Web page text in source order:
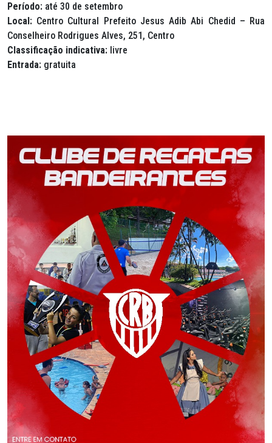
Período: até 30 de setembro
Local: Centro Cultural Prefeito Jesus Adib Abi Chedid – Rua
Conselheiro Rodrigues Alves, 251, Centro
Classificação indicativa: livre
Entrada: gratuita